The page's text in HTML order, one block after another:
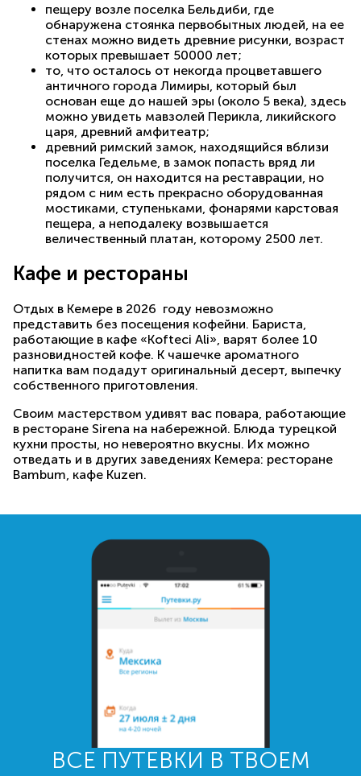
пещеру возле поселка Бельдиби, где
обнаружена стоянка первобытных людей, на ее
стенах можно видеть древние рисунки, возраст
которых превышает 50000 лет;
то, что осталось от некогда процветавшего
античного города Лимиры, который был
основан еще до нашей эры (около 5 века), здесь
можно увидеть мавзолей Перикла, ликийского
царя, древний амфитеатр;
древний римский замок, находящийся вблизи
поселка Гедельме, в замок попасть вряд ли
получится, он находится на реставрации, но
рядом с ним есть прекрасно оборудованная
мостиками, ступеньками, фонарями карстовая
пещера, а неподалеку возвышается
величественный платан, которому 2500 лет.
Кафе и рестораны
Отдых в Кемере в 2026 году невозможно
представить без посещения кофейни. Бариста,
работающие в кафе «Kofteci Ali», варят более 10
разновидностей кофе. К чашечке ароматного
напитка вам подадут оригинальный десерт, выпечку
собственного приготовления.
Своим мастерством удивят вас повара, работающие
в ресторане Sirena на набережной. Блюда турецкой
кухни просты, но невероятно вкусны. Их можно
отведать и в других заведениях Кемера: ресторане
Bambum, кафе Kuzen.
ВСЕ ПУТЕВКИ В ТВОЕМ